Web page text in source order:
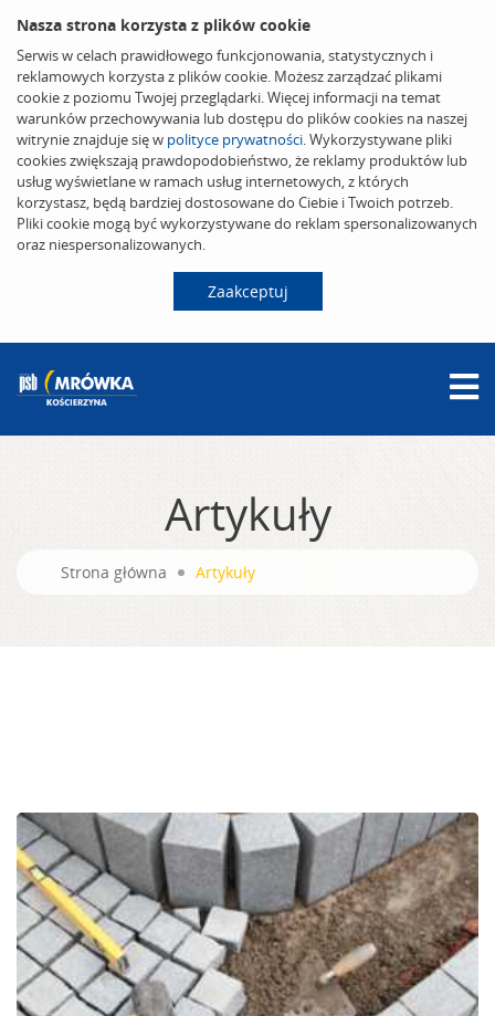
Nasza strona korzysta z plików cookie
Serwis w celach prawidłowego funkcjonowania, statystycznych i
reklamowych korzysta z plików cookie. Możesz zarządzać plikami
cookie z poziomu Twojej przeglądarki. Więcej informacji na temat
warunków przechowywania lub dostępu do plików cookies na naszej
witrynie znajduje się w polityce prywatności. Wykorzystywane pliki
cookies zwiększają prawdopodobieństwo, że reklamy produktów lub
usług wyświetlane w ramach usług internetowych, z których
korzystasz, będą bardziej dostosowane do Ciebie i Twoich potrzeb.
Pliki cookie mogą być wykorzystywane do reklam spersonalizowanych
oraz niespersonalizowanych.
Zaakceptuj
Artykuły
Strona główna Artykuły